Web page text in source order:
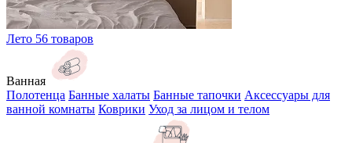
Лето 56 товаров
Ванная
Полотенца Банные халаты Банные тапочки Аксессуары для
ванной комнаты Коврики Уход за лицом и телом